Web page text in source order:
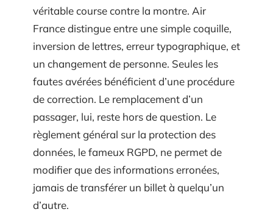
véritable course contre la montre. Air
France distingue entre une simple coquille,
inversion de lettres, erreur typographique, et
un changement de personne. Seules les
fautes avérées bénéficient d’une procédure
de correction. Le remplacement d’un
passager, lui, reste hors de question. Le
règlement général sur la protection des
données, le fameux RGPD, ne permet de
modifier que des informations erronées,
jamais de transférer un billet à quelqu’un
d’autre.